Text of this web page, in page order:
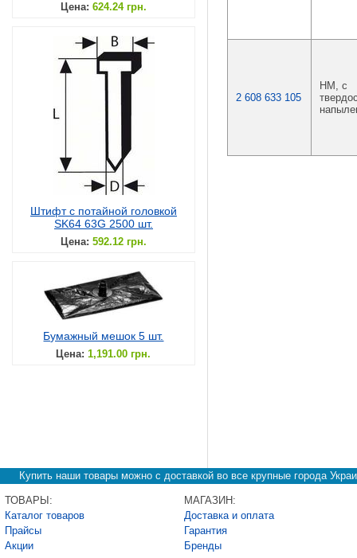
Цена: 624.24 грн.
Штифт с потайной головкой
SK64 63G 2500 шт.
Цена: 592.12 грн.
Бумажный мешок 5 шт.
Цена: 1,191.00 грн.
2 608 633 105
HM, с
Купить наши товары можно с доставкой во все крупные города
ТОВАРЫ:
Каталог товаров
Прайсы
Акции
МАГАЗИН:
Доставка и оплата
Гарантия
Бренды